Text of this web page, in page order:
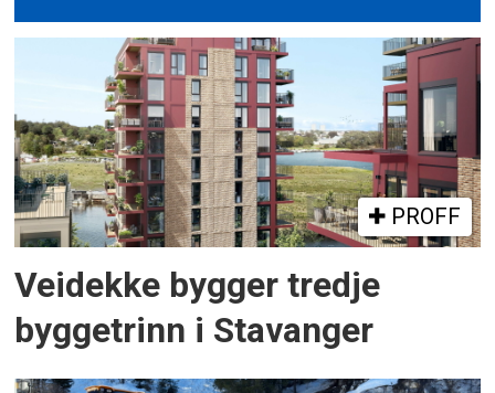
PROFF
Veidekke bygger tredje
byggetrinn i Stavanger